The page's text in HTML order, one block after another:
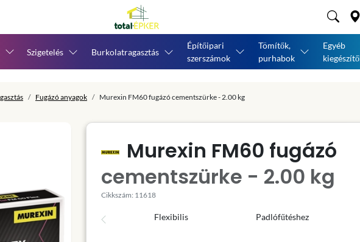
Szigetelés Burkolatragasztás
Építőipari
szerszámok
Tömítők,
purhabok
Egyéb
Fugázó anyagok Murexin FM60 fugázó cementszürke - 2.00 kg
Murexin FM60 fugázó
cementszürke - 2.00 kg
Cikkszám: 11618
Flexibilis Padlófűtéshez